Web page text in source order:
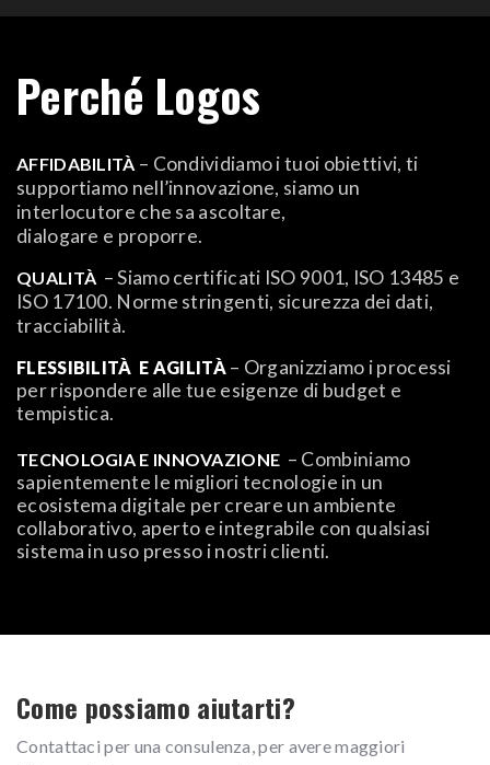
Perché Logos
AFFIDABILITÀ – Condividiamo i tuoi obiettivi, ti
supportiamo nell’innovazione, siamo un
interlocutore che sa ascoltare,
dialogare e proporre.
QUALITÀ – Siamo certificati ISO 9001, ISO 13485 e
ISO 17100. Norme stringenti, sicurezza dei dati,
tracciabilità.
FLESSIBILITÀ E AGILITÀ – Organizziamo i processi
per rispondere alle tue esigenze di budget e
tempistica.
TECNOLOGIA E INNOVAZIONE – Combiniamo
sapientemente le migliori tecnologie in un
ecosistema digitale per creare un ambiente
collaborativo, aperto e integrabile con qualsiasi
sistema in uso presso i nostri clienti.
Come possiamo aiutarti?
Contattaci per una consulenza, per avere maggiori